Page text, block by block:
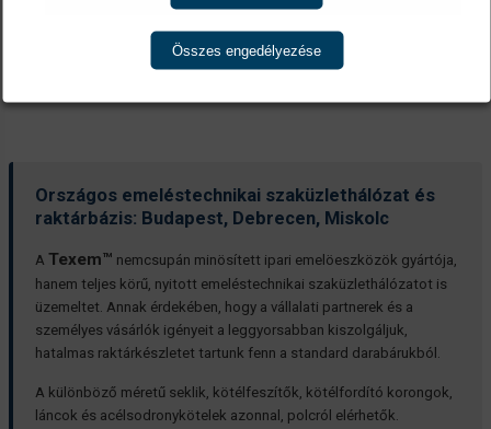
Országos emeléstechnikai szaküzlethálózat és
raktárbázis: Budapest, Debrecen, Miskolc
A Texem™ nemcsupán minösített ipari emelöeszközök gyártója,
hanem teljes körű, nyitott emeléstechnikai szaküzlethálózatot is
üzemeltet. Annak érdekében, hogy a vállalati partnerek és a
személyes vásárlók igényeit a leggyorsabban kiszolgáljuk,
hatalmas raktárkészletet tartunk fenn a standard darabárukból.
A különböző méretű seklik, kötélfeszítők, kötélfordító korongok,
láncok és acélsodronykötelek azonnal, polcról elérhetők.
Összes engedélyezése